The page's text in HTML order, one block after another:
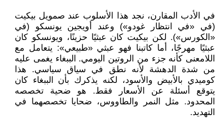
في الأدب المقارن، نجد هذا الأسلوب عند صمويل بيكيت
(في «في انتظار غودو») وعند أويجين يونسكو (في
«الكورس»). لكن بيكيت كان عبثيًا حزينًا، ويونسكو كان
عبثيًا مهرجًا، أما كاتبنا فهو عبثي «طبيعي»: يتعامل مع
اللامعنى كأنه جزء من الروتين اليومي. الببغاء يغمى عليه
من شدة الدهشة لأنه نطق في سياق سياسي. هذا
كوميدي بالأبيض والأسود، لكنه يذكرك بأن الببغاء كان
يتوقع أسئلة عن الأسعار فقط. هو ضحية تخصصه
المحدود. مثل النمر والطاووس، ضحايا تخصصهما في
التهديد.